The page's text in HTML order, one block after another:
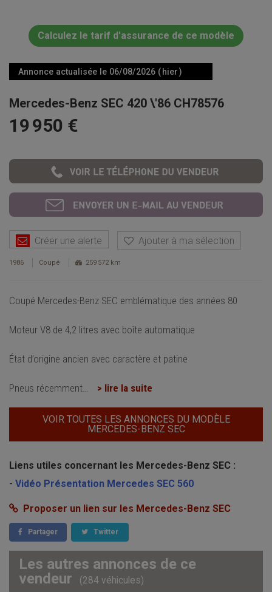
Calculez le tarif d'assurance de ce modèle
Annonce actualisée le 06/08/2026 ( hier )
Mercedes-Benz SEC 420 \'86 CH78576
19 950 €
Créer une alerte Ajouter à ma sélection
1986 Coupé 259 572 km
Coupé Mercedes-Benz SEC emblématique des années 80
Moteur V8 de 4,2 litres avec boîte automatique
État d’origine ancien avec caractère et patine
Pneus récemment > lire la suite
VOIR TOUTES LES ANNONCES DU MODÈLE
MERCEDES-BENZ SEC
Liens utiles concernant les Mercedes-Benz SEC :
- Vidéo Présentation Mercedes SEC 560
Proposer un lien sur les Mercedes-Benz SEC
Partager Twitter
Les autres annonces de ce
vendeur
(284 véhicules)